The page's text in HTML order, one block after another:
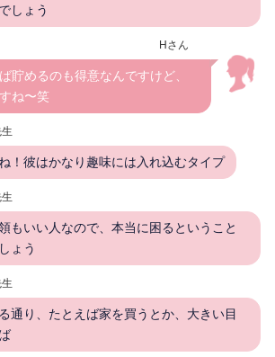
しょう
Hさん
貯めるのも得意なんですけど、
ね〜笑
！彼はかなり趣味には入れ込むタイプ
もいい人なので、本当に困るということ
ょう
通り、たとえば家を買うとか、大きい目